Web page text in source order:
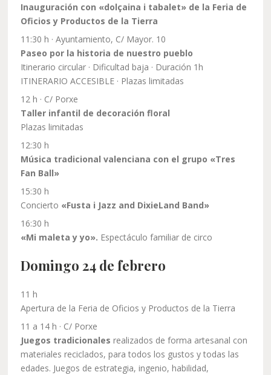
Inauguración con «dolçaina i tabalet» de la Feria de
Oficios y Productos de la Tierra
11:30 h · Ayuntamiento, C/ Mayor. 10
Paseo por la historia de nuestro pueblo
Itinerario circular · Dificultad baja · Duración 1h
ITINERARIO ACCESIBLE · Plazas limitadas
12 h · C/ Porxe
Taller infantil de decoración floral
Plazas limitadas
12:30 h
Música tradicional valenciana con el grupo «Tres
Fan Ball»
15:30 h
Concierto «Fusta i Jazz and DixieLand Band»
16:30 h
«Mi maleta y yo». Espectáculo familiar de circo
Domingo 24 de febrero
11 h
Apertura de la Feria de Oficios y Productos de la Tierra
11 a 14 h · C/ Porxe
Juegos tradicionales realizados de forma artesanal con
materiales reciclados, para todos los gustos y todas las
edades. Juegos de estrategia, ingenio, habilidad,